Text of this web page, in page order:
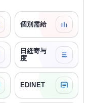
個別需給
日経寄与
度
EDINET